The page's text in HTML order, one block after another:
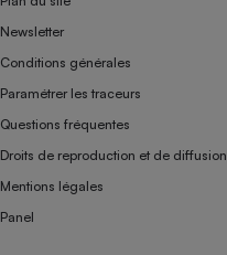
Newsletter
Conditions générales
Paramétrer les traceurs
Questions fréquentes
Droits de reproduction et de diffusion
Mentions légales
Panel